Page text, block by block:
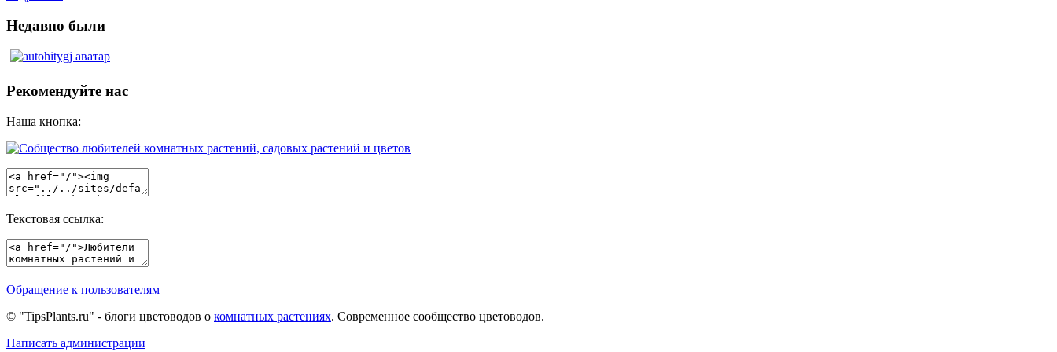
Недавно были
Рекомендуйте нас
Наша кнопка:
Текстовая ссылка:
Обращение к пользователям
© "TipsPlants.ru" - блоги цветоводов о комнатных растениях. Современное сообщество цветоводов.
Написать администрации